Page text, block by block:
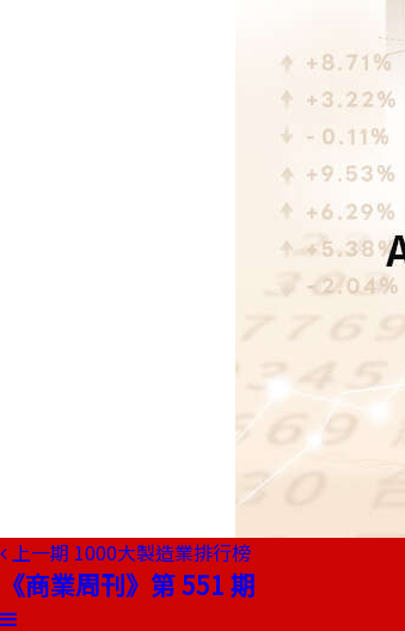
上一期 1000大製造業排行榜
《商業周刊》第 551 期